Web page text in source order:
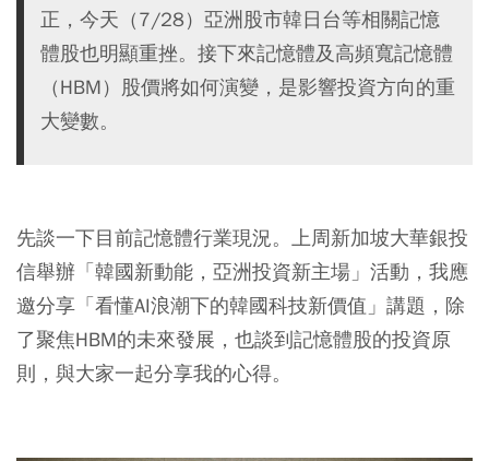
正，今天（7/28）亞洲股市韓日台等相關記憶
體股也明顯重挫。接下來記憶體及高頻寬記憶體
（HBM）股價將如何演變，是影響投資方向的重
大變數。
先談一下目前記憶體行業現況。上周新加坡大華銀投
信舉辦「韓國新動能，亞洲投資新主場」活動，我應
邀分享「看懂AI浪潮下的韓國科技新價值」講題，除
了聚焦HBM的未來發展，也談到記憶體股的投資原
則，與大家一起分享我的心得。